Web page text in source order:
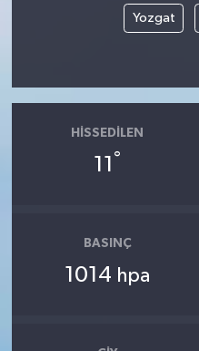
Yozgat
HISSEDILEN
11 °
BASINÇ
1014 hpa